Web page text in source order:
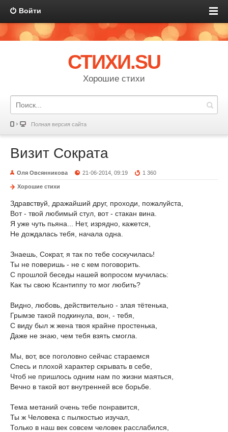
Войти
СТИХИ.SU
Хорошие стихи
Полная версия сайта
Визит Сократа
Оля Овсянникова 21-06-2014, 09:19 1 360
Хорошие стихи
Здравствуй, дражайший друг, проходи, пожалуйста,
Вот - твой любимый стул, вот - стакан вина.
Я уже чуть пьяна... Нет, изрядно, кажется,
Не дождалась тебя, начала одна.
Знаешь, Сократ, я так по тебе соскучилась!
Ты не поверишь - не с кем поговорить.
С прошлой беседы нашей вопросом мучилась:
Как ты свою Ксантиппу то мог любить?
Видно, любовь, действительно - злая тётенька,
Грымзе такой подкинула, вон, - тебя,
С виду был ж жена твоя крайне простенька,
Даже не знаю, чем тебя взять смогла.
Мы, вот, все поголовно сейчас стараемся
Спесь и плохой характер скрывать в себе,
Чтоб не пришлось одним нам по жизни маяться,
Вечно в такой вот внутренней все борьбе.
Тема метаний очень тебе понравится,
Ты ж Человека с пылкостью изучал,
Только в наш век совсем человек расслабился,